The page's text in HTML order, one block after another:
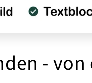
-